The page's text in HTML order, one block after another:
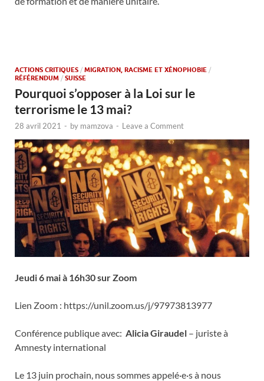
ACTIONS CRITIQUES / MIGRATION, RACISME ET XÉNOPHOBIE /
RÉFÉRENDUM / SUISSE
Pourquoi s’opposer à la Loi sur le
terrorisme le 13 mai?
28 avril 2021 - by mamzova - Leave a Comment
Jeudi 6 mai à 16h30 sur Zoom
Lien Zoom : https://unil.zoom.us/j/97973813977
Conférence publique avec: Alicia Giraudel – juriste à
Amnesty international
Le 13 juin prochain, nous sommes appelé·e·s à nous